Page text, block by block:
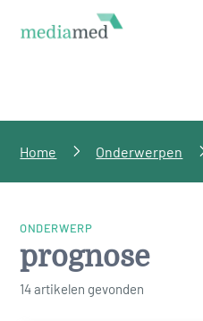
Home Onderwerpen
ONDERWERP
prognose
14 artikelen gevonden